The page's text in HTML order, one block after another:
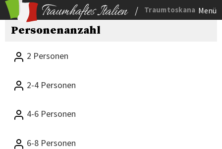
/ Traumtoskana Menü
Personenanzahl
2 Personen
2-4 Personen
4-6 Personen
6-8 Personen